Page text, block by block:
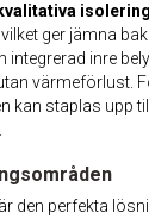
ger jämna
integrerad inre
värmeförlust.
kan staplas upp
den perfekta